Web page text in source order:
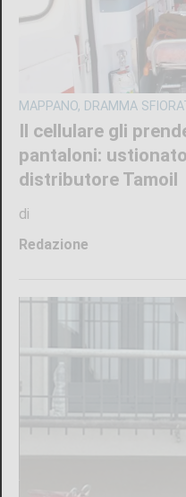
MAPPANO, DRAMMA
Il cellulare gli
pantaloni:
distributore Tamoil
di
Redazione